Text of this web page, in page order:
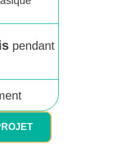
pendant